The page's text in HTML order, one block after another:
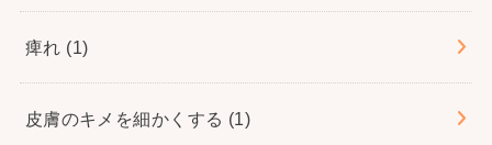
痺れ (1)
皮膚のキメを細かくする (1)